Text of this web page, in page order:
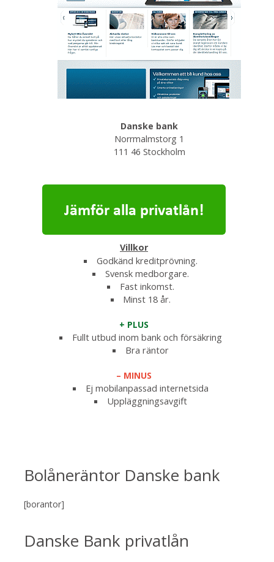
Danske bank
Norrmalmstorg 1
111 46 Stockholm
Villkor
Godkänd kreditprövning.
Svensk medborgare.
Fast inkomst.
Minst 18 år.
+ PLUS
Fullt utbud inom bank och försäkring
Bra räntor
– MINUS
Ej mobilanpassad internetsida
Uppläggningsavgift
Bolåneräntor Danske bank
[borantor]
Danske Bank privatlån